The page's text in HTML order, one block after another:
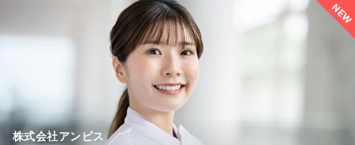
NEW
株式会社アンビス